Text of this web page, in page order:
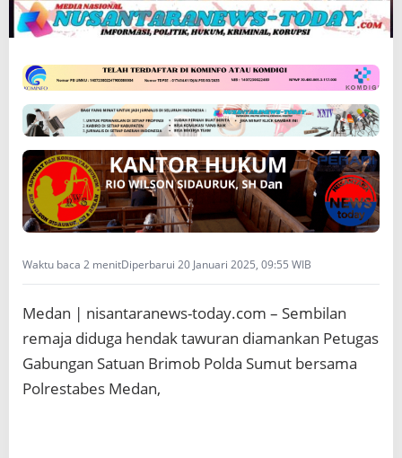
Y
A
D
I
D
U
G
A
A
K
A
N
T
W
U
A
N
Waktu baca 2 menitDiperbarui 20 Januari 2025, 09:55 WIB
Medan | nisantaranews-today.com – Sembilan
remaja diduga hendak tawuran diamankan Petugas
Gabungan Satuan Brimob Polda Sumut bersama
Polrestabes Medan,